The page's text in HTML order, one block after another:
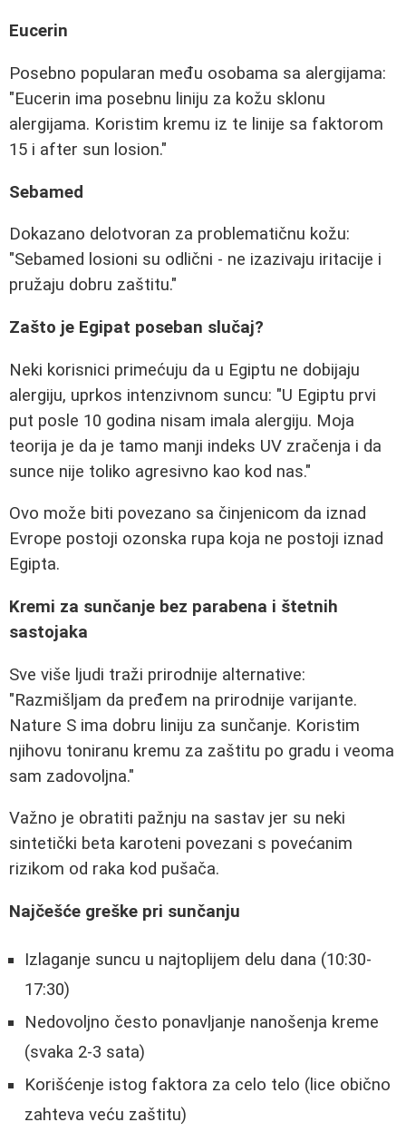
Eucerin
Posebno popularan među osobama sa alergijama:
"Eucerin ima posebnu liniju za kožu sklonu
alergijama. Koristim kremu iz te linije sa faktorom
15 i after sun losion."
Sebamed
Dokazano delotvoran za problematičnu kožu:
"Sebamed losioni su odlični - ne izazivaju iritacije i
pružaju dobru zaštitu."
Zašto je Egipat poseban slučaj?
Neki korisnici primećuju da u Egiptu ne dobijaju
alergiju, uprkos intenzivnom suncu: "U Egiptu prvi
put posle 10 godina nisam imala alergiju. Moja
teorija je da je tamo manji indeks UV zračenja i da
sunce nije toliko agresivno kao kod nas."
Ovo može biti povezano sa činjenicom da iznad
Evrope postoji ozonska rupa koja ne postoji iznad
Egipta.
Kremi za sunčanje bez parabena i štetnih
sastojaka
Sve više ljudi traži prirodnije alternative:
"Razmišljam da pređem na prirodnije varijante.
Nature S ima dobru liniju za sunčanje. Koristim
njihovu toniranu kremu za zaštitu po gradu i veoma
sam zadovoljna."
Važno je obratiti pažnju na sastav jer su neki
sintetički beta karoteni povezani s povećanim
rizikom od raka kod pušača.
Najčešće greške pri sunčanju
Izlaganje suncu u najtoplijem delu dana (10:30-
17:30)
Nedovoljno često ponavljanje nanošenja kreme
(svaka 2-3 sata)
Korišćenje istog faktora za celo telo (lice obično
zahteva veću zaštitu)